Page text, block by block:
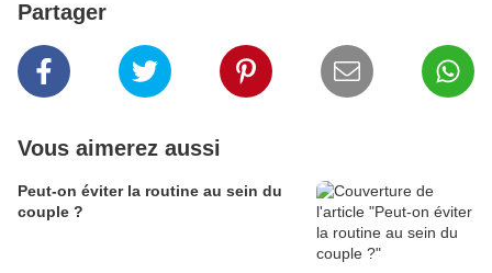
Partager
Vous aimerez aussi
Peut-on éviter la routine au sein du
couple ?